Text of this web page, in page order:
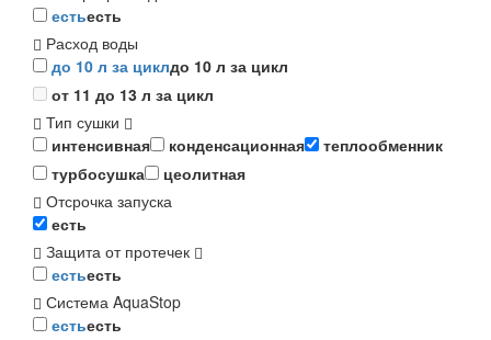
естьесть
Расход воды
до 10 л за циклдо 10 л за цикл
от 11 до 13 л за цикл
Тип сушки
интенсивная
конденсационная
теплообменник
турбосушка
цеолитная
Отсрочка запуска
есть
Защита от протечек
естьесть
Система AquaStop
естьесть